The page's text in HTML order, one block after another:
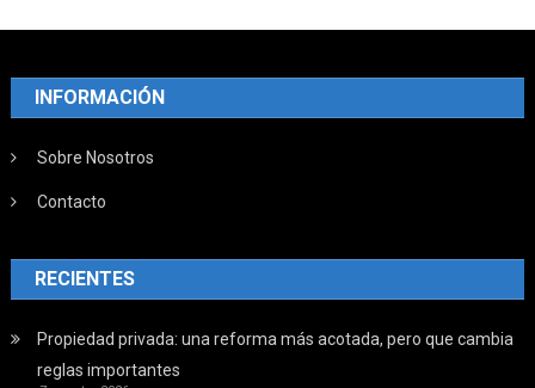
INFORMACIÓN
Sobre Nosotros
Contacto
RECIENTES
Propiedad privada: una reforma más acotada, pero que cambia
reglas importantes